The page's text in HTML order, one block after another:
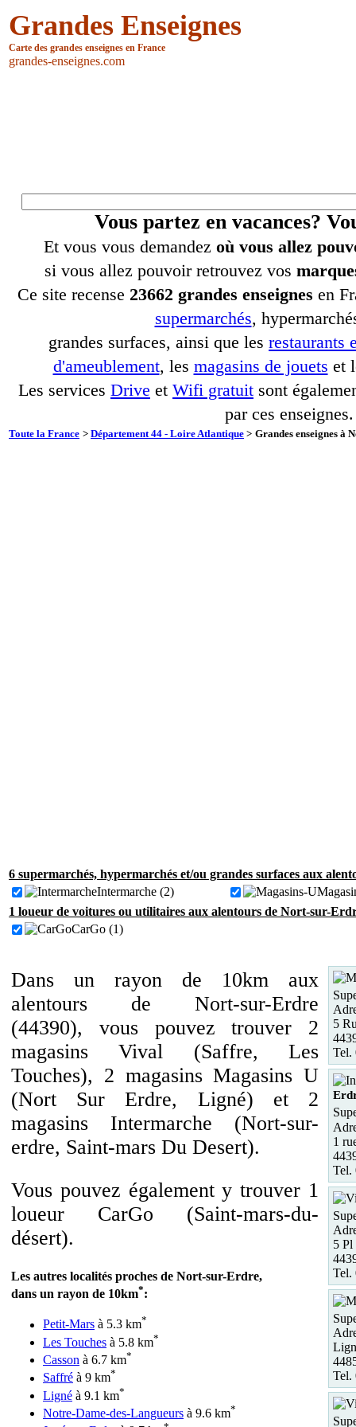
Grandes Enseignes
Carte des grandes enseignes en France
grandes-enseignes.com
Vous partez en vacances?
Et vous vous demandez où vous allez
si vous allez pouvoir retrouvez vos
Ce site recense 23662 grandes enseignes en
supermarchés,
grandes surfaces, ainsi que les restaurants
d'ameublement, les magasins de jouets et
Les services Drive et Wifi gratuit sont
par ces enseignes.
Toute la France > Département 44 - Loire Atlantique > Grandes enseignes à
6 supermarchés, hypermarchés et/ou grandes surfaces aux
Intermarche (2)
1 loueur de voitures ou utilitaires aux alentours de Nort-sur-
CarGo (1)
Dans un rayon de 10km aux
alentours de Nort-sur-Erdre
(44390), vous pouvez trouver 2
magasins Vival (Saffre, Les
Touches), 2 magasins Magasins U
(Nort Sur Erdre, Ligné) et 2
magasins Intermarche (Nort-sur-
erdre, Saint-mars Du Desert).
Vous pouvez également y trouver 1
loueur CarGo (Saint-mars-du-
désert).
Les autres localités proches de Nort-sur-Erdre,
dans un rayon de 10km*:
Petit-Mars à 5.3 km*
Les Touches à 5.8 km*
Casson à 6.7 km*
Saffré à 9 km*
Ligné à 9.1 km*
Notre-Dame-des-Langueurs à 9.6 km*
5
Tel.
1
Tel.
5
Tel.
Tel.